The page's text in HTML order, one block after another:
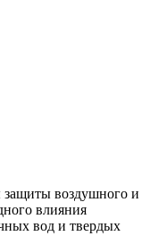
воздушного и
влияния
вод и твердых